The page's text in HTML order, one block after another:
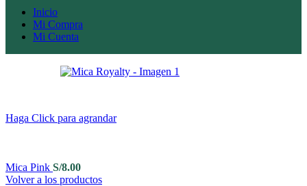
Inicio
Mi Compra
Mi Cuenta
Haga Click para agrandar
Mica Pink S/8.00
Volver a los productos